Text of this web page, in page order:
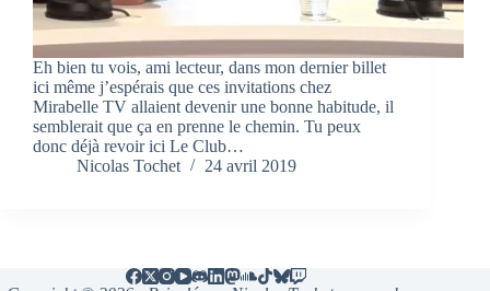
Eh bien tu vois, ami lecteur, dans mon dernier billet
ici même j’espérais que ces invitations chez
Mirabelle TV allaient devenir une bonne habitude, il
semblerait que ça en prenne le chemin. Tu peux
donc déjà revoir ici Le Club…
Nicolas Tochet
24 avril 2019